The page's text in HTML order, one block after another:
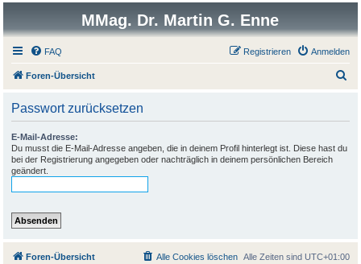
MMag. Dr. Martin G. Enne
FAQ Anmelden
Registrieren
Foren-Übersicht
Passwort zurücksetzen
E-Mail-Adresse:
Du musst die E-Mail-Adresse angeben, die in deinem Profil hinterlegt ist. Diese hast du
bei der Registrierung angegeben oder nachträglich in deinem persönlichen Bereich
geändert.
Foren-Übersicht Alle Zeiten sind UTC+01:00
Alle Cookies löschen